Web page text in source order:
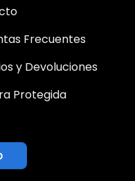
Frecuentes
y Devoluciones
Protegida